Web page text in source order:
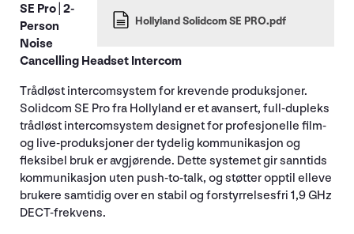
Hollyland Solidcom SE PRO.pdf
SE Pro | 2-
Person
Noise
Cancelling Headset Intercom
Trådløst intercomsystem for krevende produksjoner.
Solidcom SE Pro fra Hollyland er et avansert, full-dupleks
trådløst intercomsystem designet for profesjonelle film-
og live-produksjoner der tydelig kommunikasjon og
fleksibel bruk er avgjørende. Dette systemet gir sanntids
kommunikasjon uten push-to-talk, og støtter opptil elleve
brukere samtidig over en stabil og forstyrrelsesfri 1,9 GHz
DECT-frekvens.